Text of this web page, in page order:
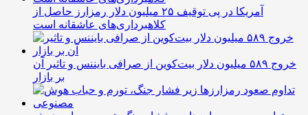
آمریکا در پی توقیف ۲۵ میلیون دلار رمزارز حاصل از
کلاهبرداری‌های عاشقانه است
خروج ۵۸۹ میلیون دلار بیت‌کوین از صرافی بایننس و تاثیر آن
بر بازار